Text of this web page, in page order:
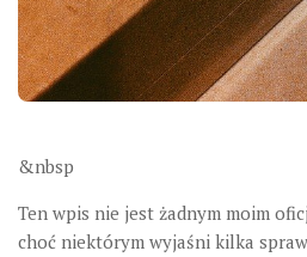
&nbsp
Ten wpis nie jest żadnym moim
choć niektórym wyjaśni kilka